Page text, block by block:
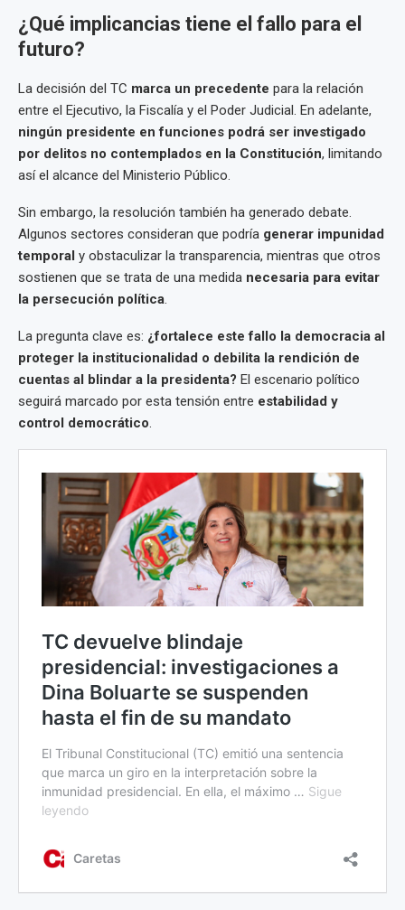
¿Qué implicancias tiene el fallo para el
futuro?
La decisión del TC marca un precedente para la relación
entre el Ejecutivo, la Fiscalía y el Poder Judicial. En adelante,
ningún presidente en funciones podrá ser investigado
por delitos no contemplados en la Constitución, limitando
así el alcance del Ministerio Público.
Sin embargo, la resolución también ha generado debate.
Algunos sectores consideran que podría generar impunidad
temporal y obstaculizar la transparencia, mientras que otros
sostienen que se trata de una medida necesaria para evitar
la persecución política.
La pregunta clave es: ¿fortalece este fallo la democracia al
proteger la institucionalidad o debilita la rendición de
cuentas al blindar a la presidenta? El escenario político
seguirá marcado por esta tensión entre estabilidad y
control democrático.